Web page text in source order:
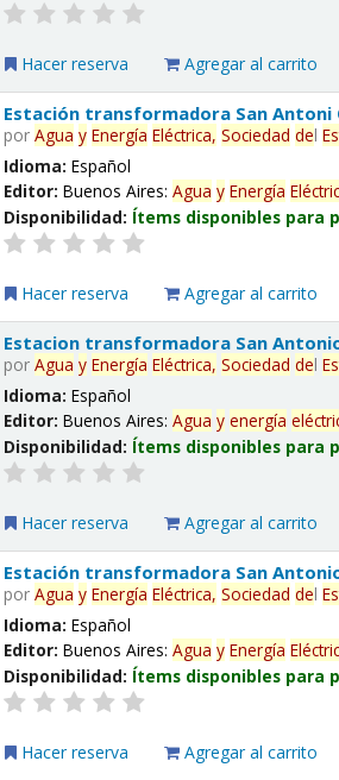
Hacer reserva Agregar al carrito
Estación transformadora San Antoni
porAgua y Energía Eléctrica, Sociedad del
Idioma:Español
Editor:Buenos Aires:Agua y Energía
Disponibilidad: Ítems disponibles para
Hacer reserva Agregar al carrito
Estacion transformadora San
porAgua y Energía Eléctrica, Sociedad del
Idioma:Español
Editor:Buenos Aires:Agua y energía
Disponibilidad: Ítems disponibles para
Hacer reserva Agregar al carrito
Estación transformadora San
porAgua y Energía Eléctrica, Sociedad del
Idioma:Español
Editor:Buenos Aires:Agua y Energía
Disponibilidad: Ítems disponibles para
Hacer reserva Agregar al carrito